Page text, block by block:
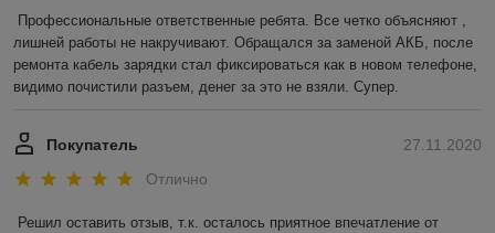
Профессиональные ответственные ребята. Все четко объясняют ,
лишней работы не накручивают. Обращался за заменой АКБ, после
ремонта кабель зарядки стал фиксироваться как в новом телефоне,
видимо почистили разъем, денег за это не взяли. Супер.
27.11.2020
Покупатель
Отлично
Решил оставить отзыв, т.к. осталось приятное впечатление от